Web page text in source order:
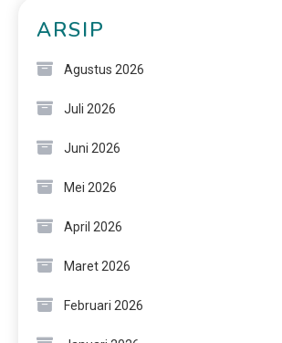
ARSIP
Agustus 2026
Juli 2026
Juni 2026
Mei 2026
April 2026
Maret 2026
Februari 2026